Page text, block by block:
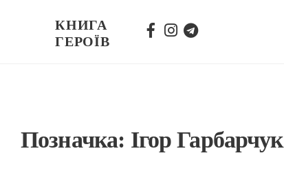
КНИГА
ГЕРОЇВ
Позначка: Ігор Гарбарчук